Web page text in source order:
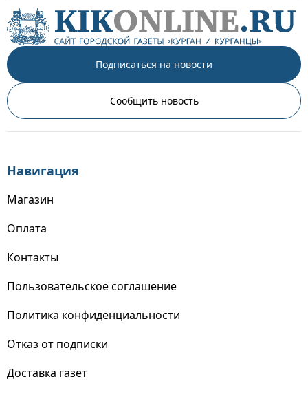
Подписаться на новости
Сообщить новость
Навигация
Магазин
Оплата
Контакты
Пользовательское соглашение
Политика конфиденциальности
Отказ от подписки
Доставка газет